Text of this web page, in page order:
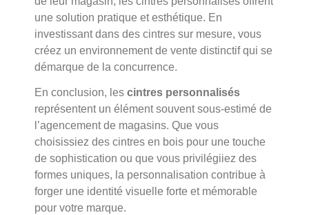
une solution pratique et esthétique. En
investissant dans des cintres sur mesure, vous
créez un environnement de vente distinctif qui se
démarque de la concurrence.
En conclusion, les cintres personnalisés
représentent un élément souvent sous-estimé de
l’agencement de magasins. Que vous
choisissiez des cintres en bois pour une touche
de sophistication ou que vous privilégiiez des
formes uniques, la personnalisation contribue à
forger une identité visuelle forte et mémorable
pour votre marque.